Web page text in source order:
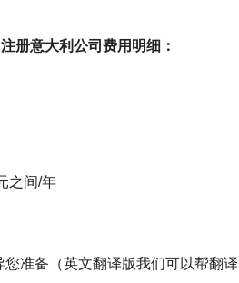
册意大利公司费用明细：
之间/年
准备（英文翻译版我们可以帮翻译